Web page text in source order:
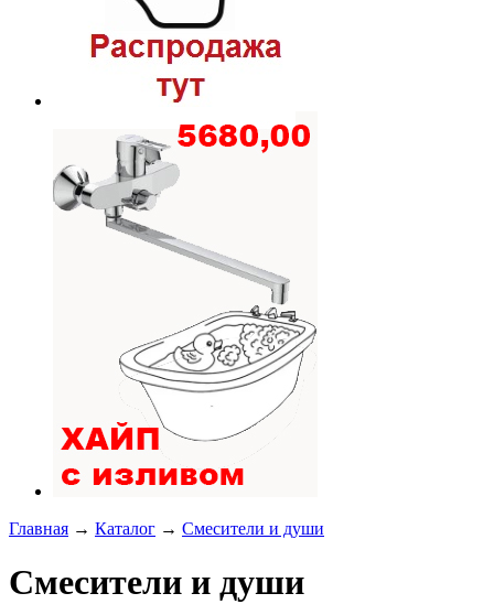
Главная → Каталог → Смесители и души
Смесители и души